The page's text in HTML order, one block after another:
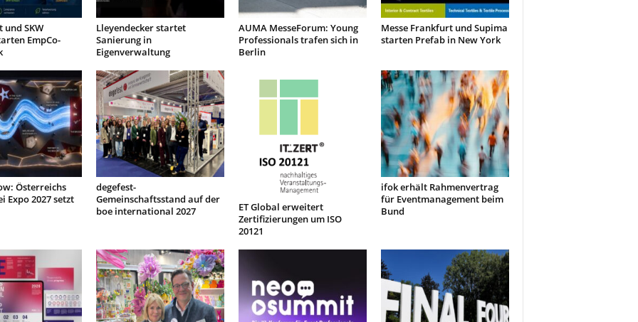
SKW
EmpCo-
Lleyendecker startet
Sanierung in
Eigenverwaltung
AUMA MesseForum: Young
Professionals trafen sich in
Berlin
Messe Frankfurt und Supima
starten Prefab in New York
Österreichs
Expo 2027 setzt
degefest-
Gemeinschaftsstand auf der
boe international 2027
ET Global erweitert
Zertifizierungen um ISO
20121
ifok erhält Rahmenvertrag
für Eventmanagement beim
Bund